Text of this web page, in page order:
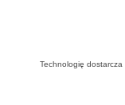
Technologię dostarcza